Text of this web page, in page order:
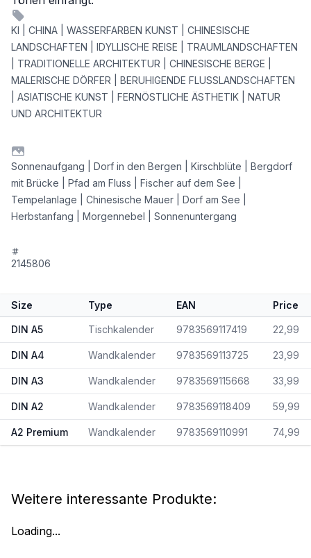
KI | CHINA | WASSERFARBEN KUNST | CHINESISCHE
LANDSCHAFTEN | IDYLLISCHE REISE | TRAUMLANDSCHAFTEN
| TRADITIONELLE ARCHITEKTUR | CHINESISCHE BERGE |
MALERISCHE DÖRFER | BERUHIGENDE FLUSSLANDSCHAFTEN
| ASIATISCHE KUNST | FERNÖSTLICHE ÄSTHETIK | NATUR
UND ARCHITEKTUR
Sonnenaufgang | Dorf in den Bergen | Kirschblüte | Bergdorf
mit Brücke | Pfad am Fluss | Fischer auf dem See |
Tempelanlage | Chinesische Mauer | Dorf am See |
Herbstanfang | Morgennebel | Sonnenuntergang
2145806
Size Type EAN Price
DIN A5 Tischkalender 9783569117419 22,99
DIN A4 Wandkalender 9783569113725 23,99
DIN A3 Wandkalender 9783569115668 33,99
DIN A2 Wandkalender 9783569118409 59,99
A2 Premium Wandkalender 9783569110991 74,99
Weitere interessante Produkte:
Loading...